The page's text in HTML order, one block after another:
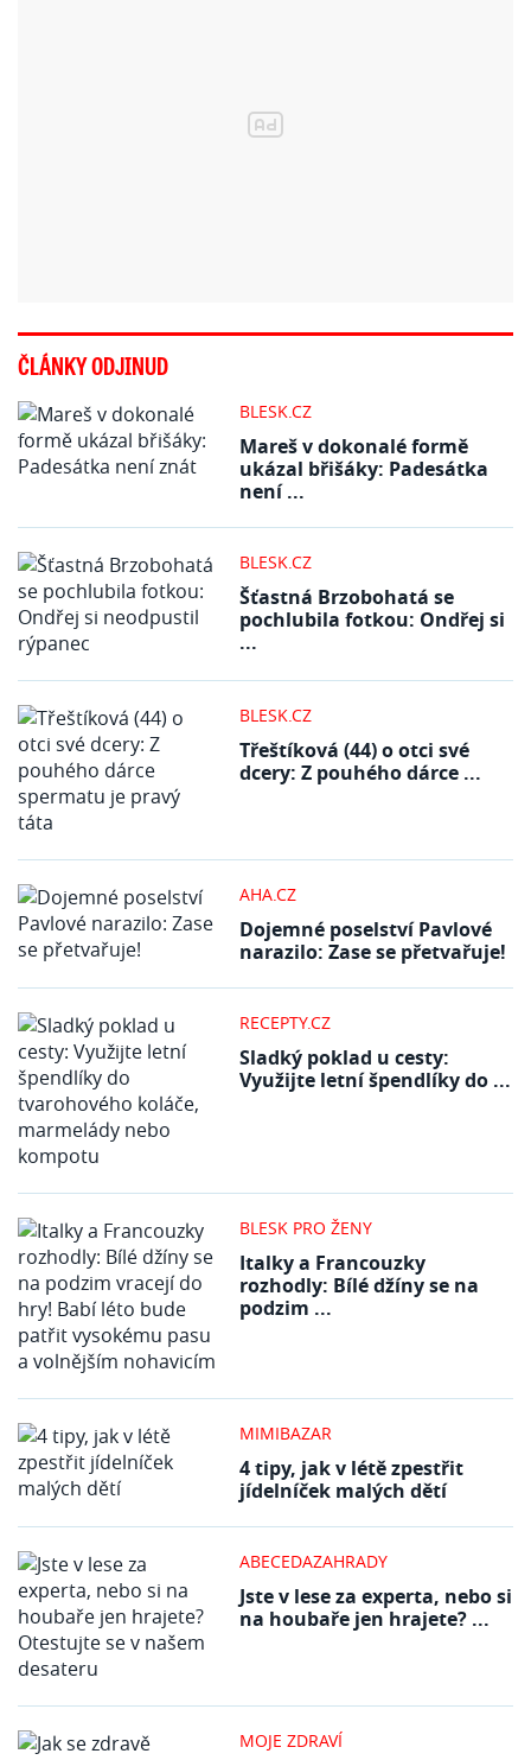
ČLÁNKY ODJINUD
BLESK.CZ
Mareš v dokonalé formě
ukázal břišáky: Padesátka
není ...
BLESK.CZ
Šťastná Brzobohatá se
pochlubila fotkou: Ondřej si
...
BLESK.CZ
Třeštíková (44) o otci své
dcery: Z pouhého dárce ...
AHA.CZ
Dojemné poselství Pavlové
narazilo: Zase se přetvařuje!
RECEPTY.CZ
Sladký poklad u cesty:
Využijte letní špendlíky do ...
BLESK PRO ŽENY
Italky a Francouzky
rozhodly: Bílé džíny se na
podzim ...
MIMIBAZAR
4 tipy, jak v létě zpestřit
jídelníček malých dětí
ABECEDAZAHRADY
Jste v lese za experta, nebo si
na houbaře jen hrajete? ...
MOJE ZDRAVÍ